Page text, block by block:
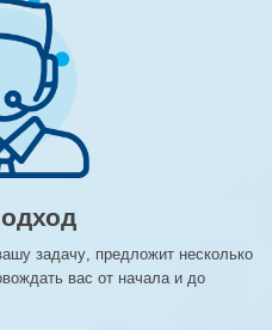
задачу, предложит несколько
вас от начала и до